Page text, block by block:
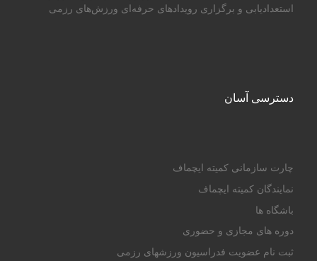
استعدادیابی و برگزاری رویدادهای حرفه‌ای ورزش‌های رزمی
دسترسی آسان
چارت سازمانی کمیته ایچماف
نمایندگان کمیته ایچماف
باشگاه ها
دوره های مجازی و حضوری
ثبت نام عضویت فدراسیون ورزشهای رزمی